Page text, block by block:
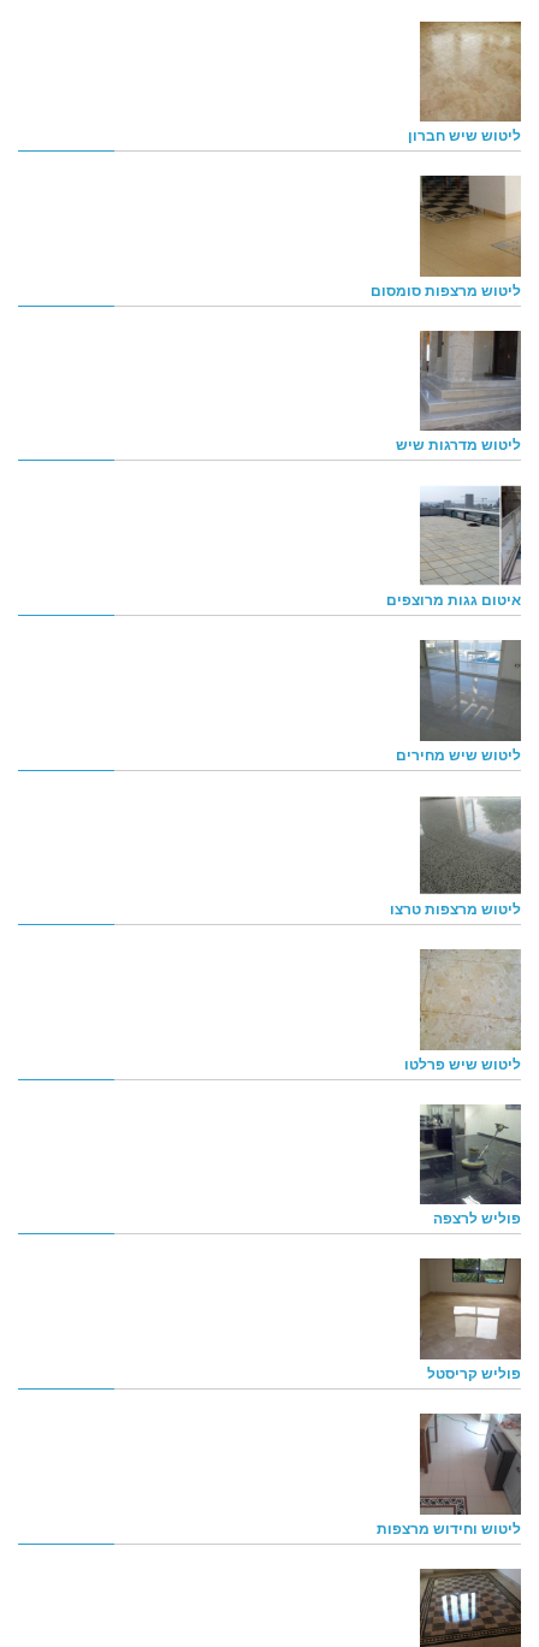
ליטוש שיש חברון
ליטוש מרצפות סומסום
ליטוש מדרגות שיש
איטום גגות מרוצפים
ליטוש שיש מחירים
ליטוש מרצפות טרצו
ליטוש שיש פרלטו
פוליש לרצפה
פוליש קריסטל
ליטוש וחידוש מרצפות